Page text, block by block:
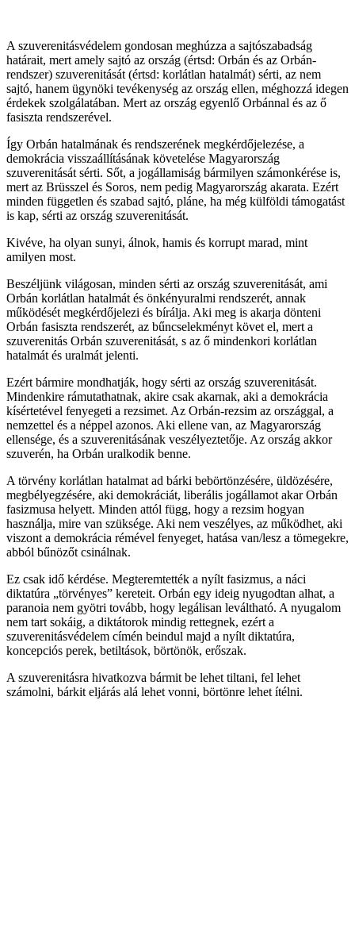
A szuverenitásvédelem gondosan meghúzza a sajtószabadság
határait, mert amely sajtó az ország (értsd: Orbán és az Orbán-
rendszer) szuverenitását (értsd: korlátlan hatalmát) sérti, az nem
sajtó, hanem ügynöki tevékenység az ország ellen, méghozzá idegen
érdekek szolgálatában. Mert az ország egyenlő Orbánnal és az ő
fasiszta rendszerével.
Így Orbán hatalmának és rendszerének megkérdőjelezése, a
demokrácia visszaállításának követelése Magyarország
szuverenitását sérti. Sőt, a jogállamiság bármilyen számonkérése is,
mert az Brüsszel és Soros, nem pedig Magyarország akarata. Ezért
minden független és szabad sajtó, pláne, ha még külföldi támogatást
is kap, sérti az ország szuverenitását.
Kivéve, ha olyan sunyi, álnok, hamis és korrupt marad, mint
amilyen most.
Beszéljünk világosan, minden sérti az ország szuverenitását, ami
Orbán korlátlan hatalmát és önkényuralmi rendszerét, annak
működését megkérdőjelezi és bírálja. Aki meg is akarja dönteni
Orbán fasiszta rendszerét, az bűncselekményt követ el, mert a
szuverenitás Orbán szuverenitását, s az ő mindenkori korlátlan
hatalmát és uralmát jelenti.
Ezért bármire mondhatják, hogy sérti az ország szuverenitását.
Mindenkire rámutathatnak, akire csak akarnak, aki a demokrácia
kísértetével fenyegeti a rezsimet. Az Orbán-rezsim az országgal, a
nemzettel és a néppel azonos. Aki ellene van, az Magyarország
ellensége, és a szuverenitásának veszélyeztetője. Az ország akkor
szuverén, ha Orbán uralkodik benne.
A törvény korlátlan hatalmat ad bárki bebörtönzésére, üldözésére,
megbélyegzésére, aki demokráciát, liberális jogállamot akar Orbán
fasizmusa helyett. Minden attól függ, hogy a rezsim hogyan
használja, mire van szüksége. Aki nem veszélyes, az működhet, aki
viszont a demokrácia rémével fenyeget, hatása van/lesz a tömegekre,
abból bűnözőt csinálnak.
Ez csak idő kérdése. Megteremtették a nyílt fasizmus, a náci
diktatúra „törvényes” kereteit. Orbán egy ideig nyugodtan alhat, a
paranoia nem gyötri tovább, hogy legálisan leváltható. A nyugalom
nem tart sokáig, a diktátorok mindig rettegnek, ezért a
szuverenitásvédelem címén beindul majd a nyílt diktatúra,
koncepciós perek, betiltások, börtönök, erőszak.
A szuverenitásra hivatkozva bármit be lehet tiltani, fel lehet
számolni, bárkit eljárás alá lehet vonni, börtönre lehet ítélni.